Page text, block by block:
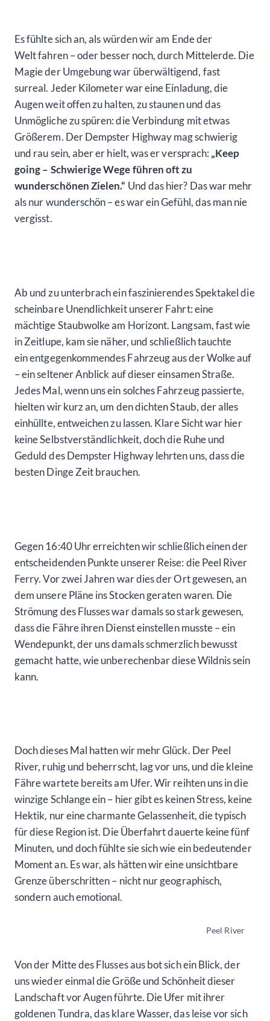
Es fühlte sich an, als würden wir am Ende der
Welt fahren – oder besser noch, durch Mittelerde. Die
Magie der Umgebung war überwältigend, fast
surreal. Jeder Kilometer war eine Einladung, die
Augen weit offen zu halten, zu staunen und das
Unmögliche zu spüren: die Verbindung mit etwas
Größerem. Der Dempster Highway mag schwierig
und rau sein, aber er hielt, was er versprach: „Keep
going – Schwierige Wege führen oft zu
wunderschönen Zielen.“ Und das hier? Das war mehr
als nur wunderschön – es war ein Gefühl, das man nie
vergisst.
Ab und zu unterbrach ein faszinierendes Spektakel die
scheinbare Unendlichkeit unserer Fahrt: eine
mächtige Staubwolke am Horizont. Langsam, fast wie
in Zeitlupe, kam sie näher, und schließlich tauchte
ein entgegenkommendes Fahrzeug aus der Wolke auf
– ein seltener Anblick auf dieser einsamen Straße.
Jedes Mal, wenn uns ein solches Fahrzeug passierte,
hielten wir kurz an, um den dichten Staub, der alles
einhüllte, entweichen zu lassen. Klare Sicht war hier
keine Selbstverständlichkeit, doch die Ruhe und
Geduld des Dempster Highway lehrten uns, dass die
besten Dinge Zeit brauchen.
Gegen 16:40 Uhr erreichten wir schließlich einen der
entscheidenden Punkte unserer Reise: die Peel River
Ferry. Vor zwei Jahren war dies der Ort gewesen, an
dem unsere Pläne ins Stocken geraten waren. Die
Strömung des Flusses war damals so stark gewesen,
dass die Fähre ihren Dienst einstellen musste – ein
Wendepunkt, der uns damals schmerzlich bewusst
gemacht hatte, wie unberechenbar diese Wildnis sein
kann.
Doch dieses Mal hatten wir mehr Glück. Der Peel
River, ruhig und beherrscht, lag vor uns, und die kleine
Fähre wartete bereits am Ufer. Wir reihten uns in die
winzige Schlange ein – hier gibt es keinen Stress, keine
Hektik, nur eine charmante Gelassenheit, die typisch
für diese Region ist. Die Überfahrt dauerte keine fünf
Minuten, und doch fühlte sie sich wie ein bedeutender
Moment an. Es war, als hätten wir eine unsichtbare
Grenze überschritten – nicht nur geographisch,
sondern auch emotional.
Peel River
Von der Mitte des Flusses aus bot sich ein Blick, der
uns wieder einmal die Größe und Schönheit dieser
Landschaft vor Augen führte. Die Ufer mit ihrer
goldenen Tundra, das klare Wasser, das leise vor sich